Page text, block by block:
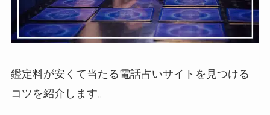
鑑定料が安くて当たる電話占いサイトを見つける
コツを紹介します。